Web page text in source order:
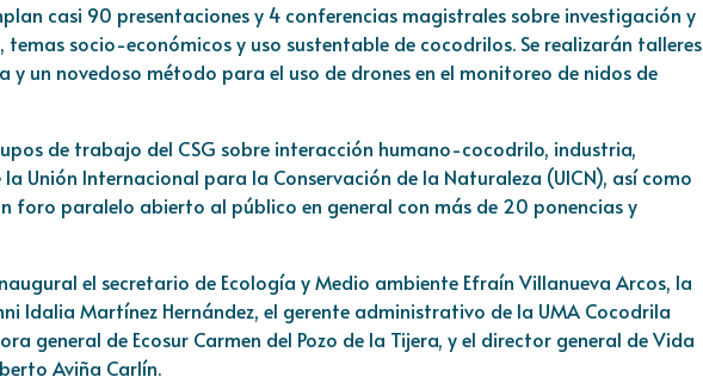
casi 90 presentaciones y 4 conferencias magistrales sobre investigación y
socio-económicos y uso sustentable de cocodrilos. Se realizarán talleres
y un novedoso método para el uso de drones en el monitoreo de nidos de
de trabajo del CSG sobre interacción humano-cocodrilo, industria,
Unión Internacional para la Conservación de la Naturaleza (UICN), así como
foro paralelo abierto al público en general con más de 20 ponencias y
el secretario de Ecología y Medio ambiente Efraín Villanueva Arcos, la
Idalia Martínez Hernández, el gerente administrativo de la UMA Cocodrila
general de Ecosur Carmen del Pozo de la Tijera, y el director general de Vida
Aviña Carlín.